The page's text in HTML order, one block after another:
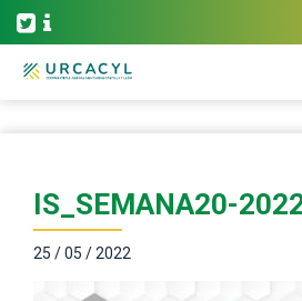
IS_SEMANA20-
25 / 05 / 2022